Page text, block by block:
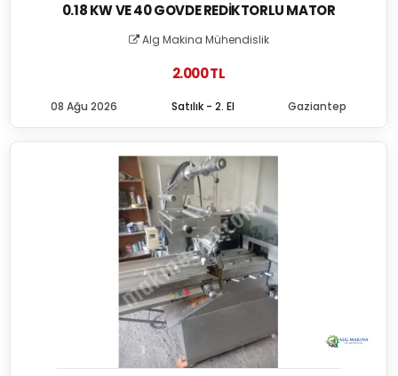
0.18 KW VE 40 GOVDE REDIKTORLU MATOR
Alg Makina Mühendislik
2.000 TL
Satılık - 2. El
08 Ağu 2026 Gaziantep